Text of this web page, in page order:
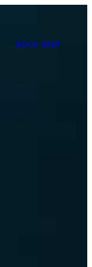
BOOK SEAT